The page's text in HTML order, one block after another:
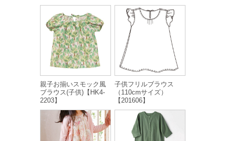
親子お揃いスモック風
ブラウス(子供)【HK4-
2203】
子供フリルブラウス
（110cmサイズ）
【201606】